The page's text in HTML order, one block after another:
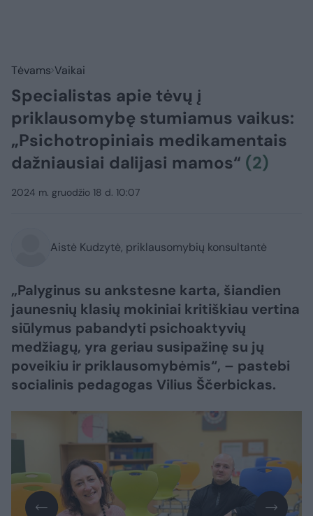
Tėvams Vaikai
Specialistas apie tėvų į
priklausomybę stumiamus vaikus:
„Psichotropiniais medikamentais
dažniausiai dalijasi mamos“ (2)
2024 m. gruodžio 18 d. 10:07
Aistė Kudzytė, priklausomybių konsultantė
„Palyginus su ankstesne karta, šiandien
jaunesnių klasių mokiniai kritiškiau vertina
siūlymus pabandyti psichoaktyvių
medžiagų, yra geriau susipažinę su jų
poveikiu ir priklausomybėmis“, – pastebi
socialinis pedagogas Vilius Ščerbickas.